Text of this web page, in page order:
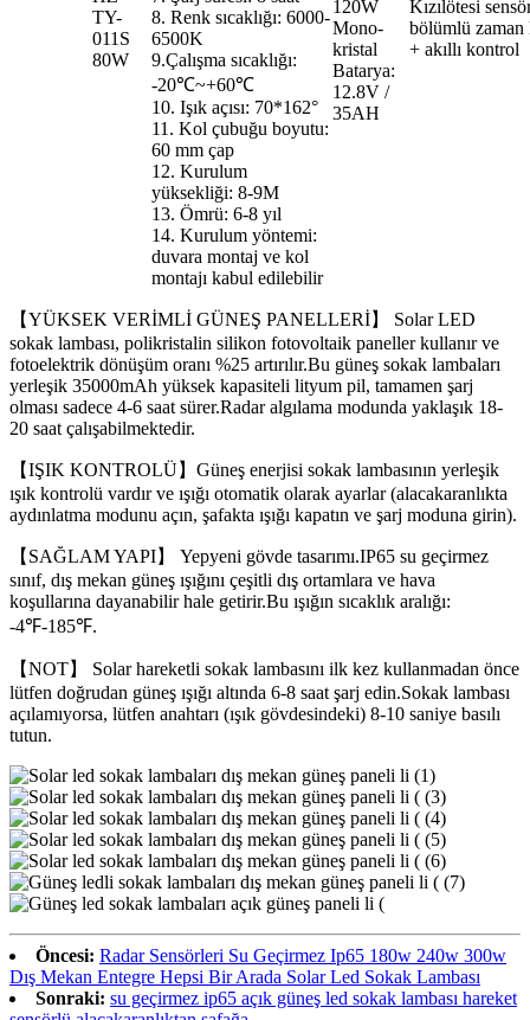
TY-
011S
80W
8. Renk sıcaklığı: 6000-
6500K
9.Çalışma sıcaklığı:
-20℃~+60℃
10. Işık açısı: 70*162°
11. Kol çubuğu boyutu:
60 mm çap
12. Kurulum
yüksekliği: 8-9M
13. Ömrü: 6-8 yıl
14. Kurulum yöntemi:
duvara montaj ve kol
montajı kabul edilebilir
120W
Mono-
kristal
Batarya:
12.8V /
35AH
Kızılötesi
bölümlü
+ akıllı kontrol
【YÜKSEK VERİMLİ GÜNEŞ PANELLERİ】 Solar LED
sokak lambası, polikristalin silikon fotovoltaik paneller kullanır ve
fotoelektrik dönüşüm oranı %25 artırılır.Bu güneş sokak lambaları
yerleşik 35000mAh yüksek kapasiteli lityum pil, tamamen şarj
olması sadece 4-6 saat sürer.Radar algılama modunda yaklaşık 18-
20 saat çalışabilmektedir.
【IŞIK KONTROLÜ】Güneş enerjisi sokak lambasının yerleşik
ışık kontrolü vardır ve ışığı otomatik olarak ayarlar (alacakaranlıkta
aydınlatma modunu açın, şafakta ışığı kapatın ve şarj moduna girin).
【SAĞLAM YAPI】 Yepyeni gövde tasarımı.IP65 su geçirmez
sınıf, dış mekan güneş ışığını çeşitli dış ortamlara ve hava
koşullarına dayanabilir hale getirir.Bu ışığın sıcaklık aralığı:
-4℉-185℉.
【NOT】 Solar hareketli sokak lambasını ilk kez kullanmadan önce
lütfen doğrudan güneş ışığı altında 6-8 saat şarj edin.Sokak lambası
açılamıyorsa, lütfen anahtarı (ışık gövdesindeki) 8-10 saniye basılı
tutun.
Öncesi: Radar Sensörleri Su Geçirmez Ip65 180w 240w 300w
Dış Mekan Entegre Hepsi Bir Arada Solar Led Sokak Lambası
Sonraki: su geçirmez ip65 açık güneş led sokak lambası hareket